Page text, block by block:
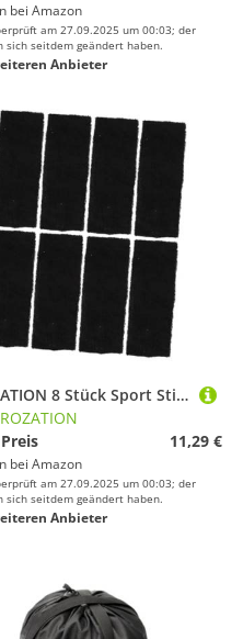
bei Amazon
am 27.09.2025 um 00:03; der
sich seitdem geändert haben.
Anbieter
GAROZATION 8 Stück Sport Stirnband Yoga Schweißband Fahrrad Schweißbänder Atmungsaktive Trainingsbänder Sportliches Stirnband Damen Fitnessstudio Haarband Workout Yoga Übungs
11,29 €
bei Amazon
am 27.09.2025 um 00:03; der
sich seitdem geändert haben.
Anbieter